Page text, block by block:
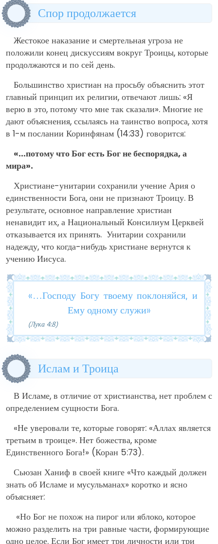
Спор продолжается
Жестокое наказание и смертельная угроза не
положили конец дискуссиям вокруг Троицы, которые
продолжаются и по сей день.
Большинство христиан на просьбу объяснить этот
главный принцип их религии, отвечают лишь: «Я
верю в это, потому что мне так сказали». Многие не
дают объяснения, ссылаясь на таинство вопроса, хотя
в 1-м послании Коринфянам (14:33) говорится:
«…потому что Бог есть Бог не беспорядка, а
мира».
Христиане-унитарии сохранили учение Ария о
единственности Бога, они не признают Троицу. В
результате, основное направление христиан
ненавидит их, а Национальный Консилиум Церквей
отказывается их принять. Унитарии сохранили
надежду, что когда-нибудь христиане вернутся к
учению Иисуса.
«…Господу Богу твоему поклоняйся, и
Ему одному служи»
(Лука 4:8)
Ислам и Троица
В Исламе, в отличие от христианства, нет проблем с
определением сущности Бога.
«Не уверовали те, которые говорят: «Аллах является
третьим в троице». Нет божества, кроме
Единственного Бога!» (Коран 5:73).
Сьюзан Ханиф в своей книге «Что каждый должен
знать об Исламе и мусульманах» коротко и ясно
объясняет:
«Но Бог не похож на пирог или яблоко, которое
можно разделить на три равные части, формирующие
одно целое. Если Бог имеет три личности или три